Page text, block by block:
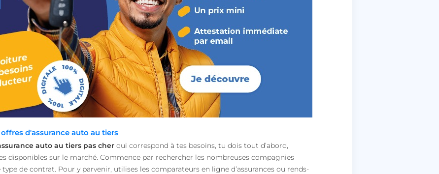
d'assurance auto au tiers
auto au tiers pas cher qui correspond à tes besoins, tu dois tout d’abord,
disponibles sur le marché. Commence par rechercher les nombreuses compagnies
de contrat. Pour y parvenir, utilises les comparateurs en ligne d’assurances ou rends-